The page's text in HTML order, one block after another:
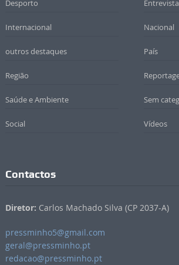
Desporto
Internacional Nacional
outros destaques País
Região
Saúde e Ambiente Sem
Social Vídeos
Contactos
Diretor: Carlos Machado Silva (CP 2037-A)
pressminho5@gmail.com
geral@pressminho.pt
redacao@pressminho.pt